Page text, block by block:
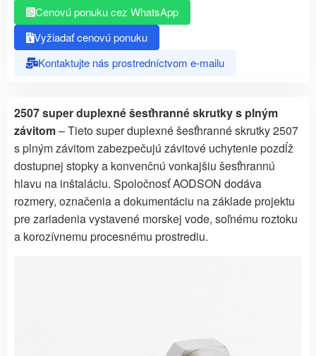
Cenovú ponuku cez WhatsApp
Vyžiadať cenovú ponuku
Kontaktujte nás prostredníctvom e-mailu
2507 super duplexné šesťhranné skrutky s plným
závitom– Tieto super duplexné šesťhranné skrutky 2507
s plným závitom zabezpečujú závitové uchytenie pozdĺž
dostupnej stopky a konvenčnú vonkajšiu šesťhrannú
hlavu na inštaláciu. Spoločnosť AODSON dodáva
rozmery, označenia a dokumentáciu na základe projektu
pre zariadenia vystavené morskej vode, soľnému roztoku
a korozívnemu procesnému prostrediu.